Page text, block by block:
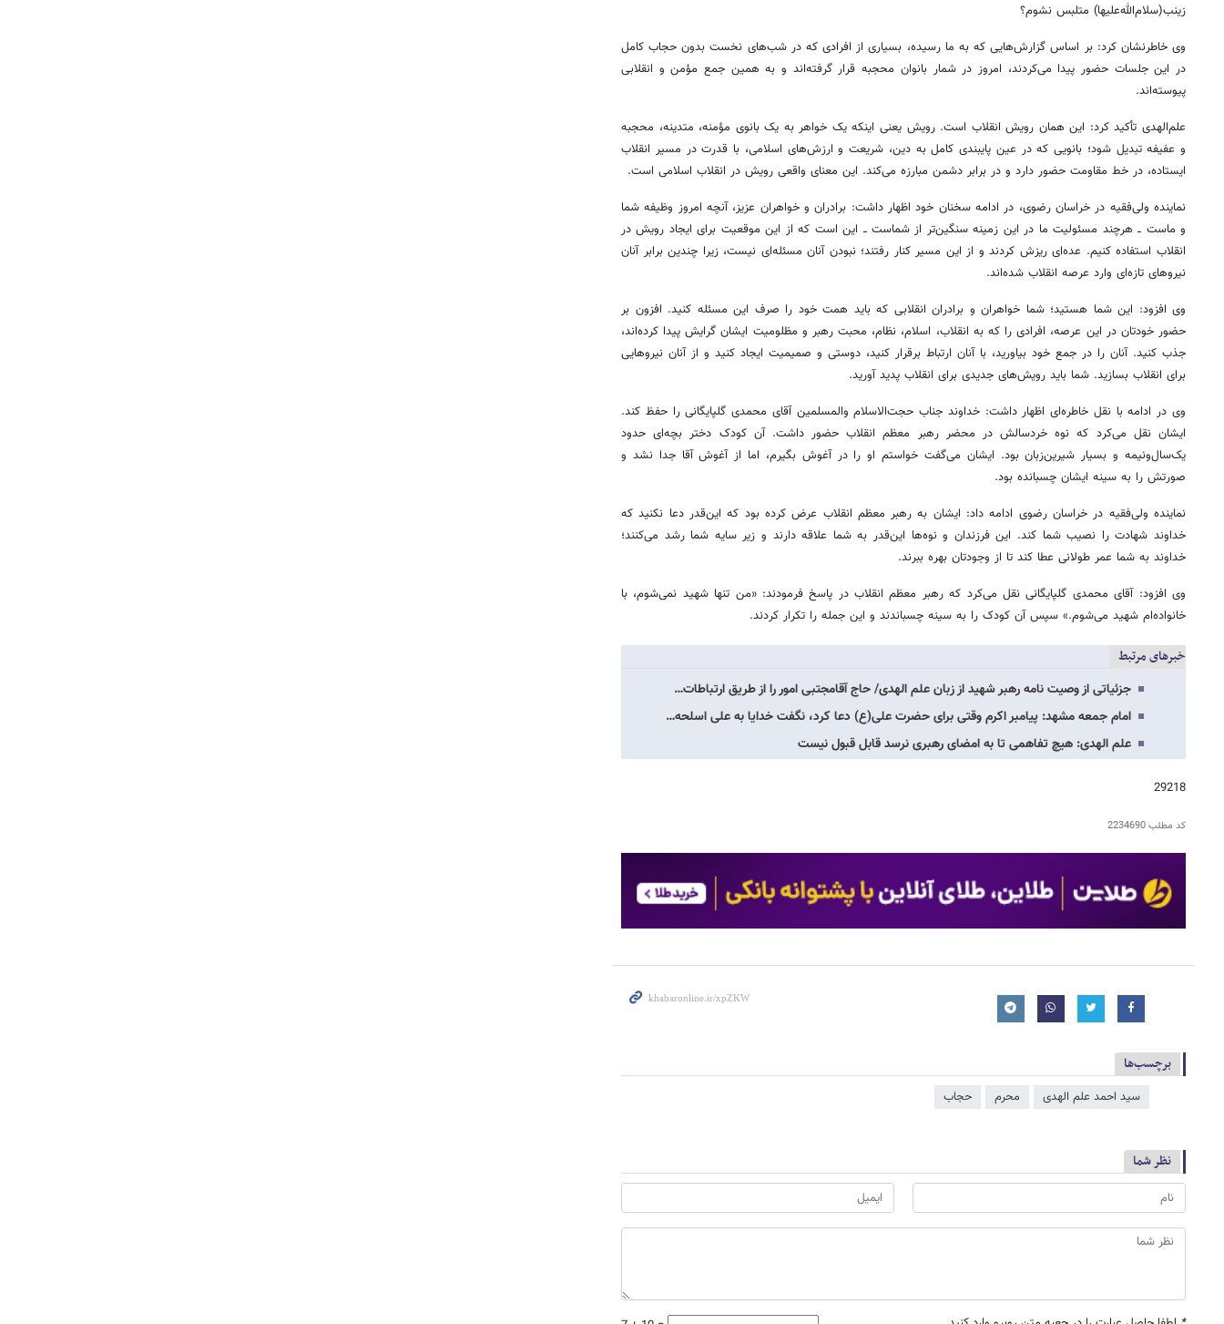
زینب(سلام‌الله‌علیها) متلبس نشوم؟
وی خاطرنشان کرد: بر اساس گزارش‌هایی که به ما رسیده، بسیاری از افرادی که در شب‌های نخست بدون حجاب کامل
در این جلسات حضور پیدا می‌کردند، امروز در شمار بانوان محجبه قرار گرفته‌اند و به همین جمع مؤمن و انقلابی
پیوسته‌اند.
علم‌الهدی تأکید کرد: این همان رویش انقلاب است. رویش یعنی اینکه یک خواهر به یک بانوی مؤمنه، متدینه، محجبه
و عفیفه تبدیل شود؛ بانویی که در عین پایبندی کامل به دین، شریعت و ارزش‌های اسلامی، با قدرت در مسیر انقلاب
ایستاده، در خط مقاومت حضور دارد و در برابر دشمن مبارزه می‌کند. این معنای واقعی رویش در انقلاب اسلامی است.
نماینده ولی‌فقیه در خراسان رضوی، در ادامه سخنان خود اظهار داشت: برادران و خواهران عزیز، آنچه امروز وظیفه شما
و ماست ــ هرچند مسئولیت ما در این زمینه سنگین‌تر از شماست ــ این است که از این موقعیت برای ایجاد رویش در
انقلاب استفاده کنیم. عده‌ای ریزش کردند و از این مسیر کنار رفتند؛ نبودن آنان مسئله‌ای نیست، زیرا چندین برابر آنان
نیروهای تازه‌ای وارد عرصه انقلاب شده‌اند.
وی افزود: این شما هستید؛ شما خواهران و برادران انقلابی که باید همت خود را صرف این مسئله کنید. افزون بر
حضور خودتان در این عرصه، افرادی را که به انقلاب، اسلام، نظام، محبت رهبر و مظلومیت ایشان گرایش پیدا کرده‌اند،
جذب کنید. آنان را در جمع خود بیاورید، با آنان ارتباط برقرار کنید، دوستی و صمیمیت ایجاد کنید و از آنان نیروهایی
برای انقلاب بسازید. شما باید رویش‌های جدیدی برای انقلاب پدید آورید.
وی در ادامه با نقل خاطره‌ای اظهار داشت: خداوند جناب حجت‌الاسلام والمسلمین آقای محمدی گلپایگانی را حفظ کند.
ایشان نقل می‌کرد که نوه خردسالش در محضر رهبر معظم انقلاب حضور داشت. آن کودک دختر بچه‌ای حدود
یک‌سال‌ونیمه و بسیار شیرین‌زبان بود. ایشان می‌گفت خواستم او را در آغوش بگیرم، اما از آغوش آقا جدا نشد و
صورتش را به سینه ایشان چسبانده بود.
نماینده ولی‌فقیه در خراسان رضوی ادامه داد: ایشان به رهبر معظم انقلاب عرض کرده بود که این‌قدر دعا نکنید که
خداوند شهادت را نصیب شما کند. این فرزندان و نوه‌ها این‌قدر به شما علاقه دارند و زیر سایه شما رشد می‌کنند؛
خداوند به شما عمر طولانی عطا کند تا از وجودتان بهره ببرند.
وی افزود: آقای محمدی گلپایگانی نقل می‌کرد که رهبر معظم انقلاب در پاسخ فرمودند: «من تنها شهید نمی‌شوم، با
خانواده‌ام شهید می‌شوم.» سپس آن کودک را به سینه چسباندند و این جمله را تکرار کردند.
خبرهای مرتبط
جزئیاتی از وصیت نامه رهبر شهید از زبان علم الهدی/ حاج آقامجتبی امور را از طریق ارتباطات…
امام جمعه مشهد: پیامبر اکرم وقتی برای حضرت علی(ع) دعا کرد، نگفت خدایا به علی اسلحه…
علم الهدی: هیچ تفاهمی تا به امضای رهبری نرسد قابل قبول نیست
29218
کد مطلب2234690
برچسب‌ها
سید احمد علم الهدی محرم حجاب
نظر شما